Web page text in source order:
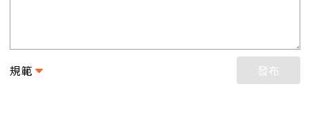
規範 發布